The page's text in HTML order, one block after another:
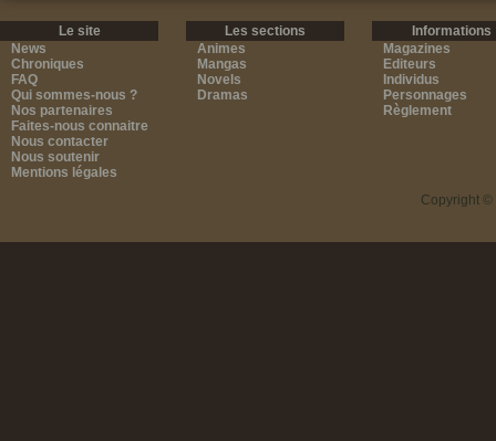
Le site
News
Chroniques
FAQ
Qui sommes-nous ?
Nos partenaires
Faites-nous connaitre
Nous contacter
Nous soutenir
Mentions légales
Les sections
Animes
Mangas
Novels
Dramas
Informations
Magazines
Editeurs
Individus
Personnages
Règlement
Copyright ©